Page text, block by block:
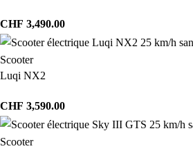
CHF 3,490.00
Scooter
Luqi NX2
CHF 3,590.00
Scooter